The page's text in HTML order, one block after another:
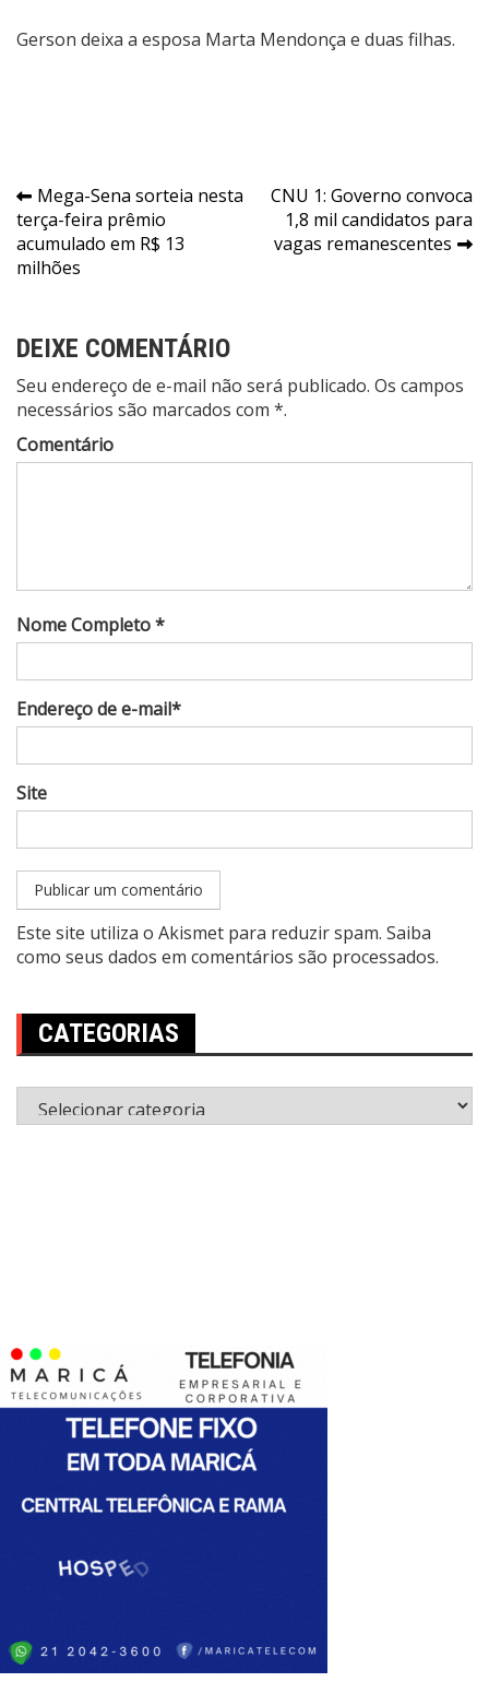
Gerson deixa a esposa Marta Mendonça e duas filhas.
Navegação
de
Post
Mega-Sena sorteia nesta
terça-feira prêmio
acumulado em R$ 13
milhões
CNU 1: Governo convoca
1,8 mil candidatos para
vagas remanescentes
DEIXE COMENTÁRIO
Seu endereço de e-mail não será publicado. Os campos
necessários são marcados com *.
Comentário
Nome Completo *
Endereço de e-mail*
Site
Este site utiliza o Akismet para reduzir spam. Saiba
como seus dados em comentários são processados.
CATEGORIAS
Categorias